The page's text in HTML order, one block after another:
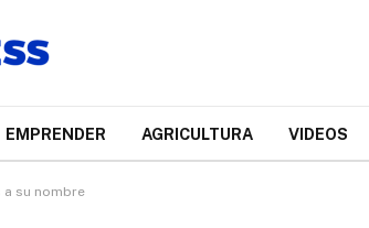
EMPRENDER AGRICULTURA VIDEOS
a su nombre